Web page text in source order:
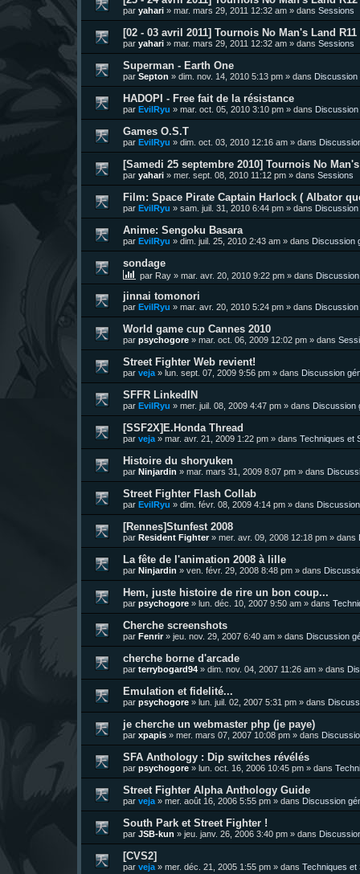
par yahari » mar. mars 29, 2011 12:32 am » dans Sessions
[02 - 03 avril 2011] Tournois No Man's Land
par yahari » mar. mars 29, 2011 12:32 am » dans Sessions
Superman - Earth One
par Septon » dim. nov. 14, 2010 5:13 pm » dans Discussion
HADOPI - Free fait de la résistance
par EvilRyu » mar. oct. 05, 2010 3:10 pm » dans
Games O.S.T
par EvilRyu » dim. oct. 03, 2010 12:16 am » dans
[Samedi 25 septembre 2010] Tournois No
par yahari » mer. sept. 08, 2010 11:12 pm » dans Sessions
Film: Space Pirate Captain Harlock ( Albator
par EvilRyu » sam. juil. 31, 2010 6:44 pm » dans
Anime: Sengoku Basara
par EvilRyu » dim. juil. 25, 2010 2:43 am » dans Discussion
sondage
par Ray » mar. avr. 20, 2010 9:22 pm » dans
jinnai tomonori
par EvilRyu » mar. avr. 20, 2010 5:24 pm » dans
World game cup Cannes 2010
par psychogore » mar. oct. 06, 2009 12:02 pm » dans
Street Fighter Web revient!
par veja » lun. sept. 07, 2009 9:56 pm » dans Discussion
SFFR LinkedIN
par EvilRyu » mer. juil. 08, 2009 4:47 pm » dans Discussion
[SSF2X]E.Honda Thread
par veja » mar. avr. 21, 2009 1:22 pm » dans Techniques et
Histoire du shoryuken
par Ninjardin » mar. mars 31, 2009 8:07 pm » dans
Street Fighter Flash Collab
par EvilRyu » dim. févr. 08, 2009 4:14 pm » dans
[Rennes]Stunfest 2008
par Resident Fighter» mer. avr. 09, 2008 12:18 pm » dans
La fête de l'animation 2008 à lille
par Ninjardin » ven. févr. 29, 2008 8:48 pm » dans
Hem, juste histoire de rire un bon coup...
par psychogore » lun. déc. 10, 2007 9:50 am » dans
Cherche screenshots
par Fenrir» jeu. nov. 29, 2007 6:40 am » dans Discussion
cherche borne d'arcade
par terrybogard94 » dim. nov. 04, 2007 11:26 am » dans
Emulation et fidelité...
par psychogore » lun. juil. 02, 2007 5:31 pm » dans
je cherche un webmaster php (je paye)
par xpapis » mer. mars 07, 2007 10:08 pm » dans
SFA Anthology : Dip switches révélés
par psychogore » lun. oct. 16, 2006 10:45 pm » dans
Street Fighter Alpha Anthology Guide
par veja » mer. août 16, 2006 5:55 pm » dans Discussion
South Park et Street Fighter !
par JSB-kun » jeu. janv. 26, 2006 3:40 pm » dans
[CVS2]
par veja » mer. déc. 21, 2005 1:55 pm » dans Techniques et